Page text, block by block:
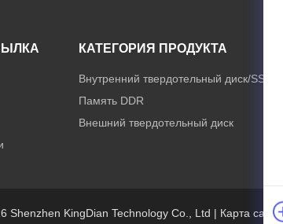
КАТЕГОРИЯ ПРОДУКТА
Внутренний твердотельный диск/SSD
Память DDR
Внешний твердотельный диск
Shenzhen KingDian Technology Co., Ltd | Карта сайта